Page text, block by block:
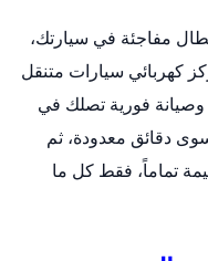
مفاجئة في سيارتك،
كهربائي سيارات متنقل
فورية تصلك في
دقائق معدودة، ثم
تماماً، فقط كل ما